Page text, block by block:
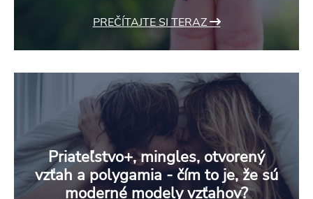
PREČÍTAJTE SI TERAZ
Priateľstvo+, mingles, otvorený
vzťah a polygamia - čím to je, že sú
moderné modely vzťahov?